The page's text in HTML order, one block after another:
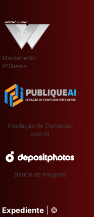
Mantenedor
PDNews
Produção de Conteúdo
com IA
Banco de Imagens
Expediente | ©